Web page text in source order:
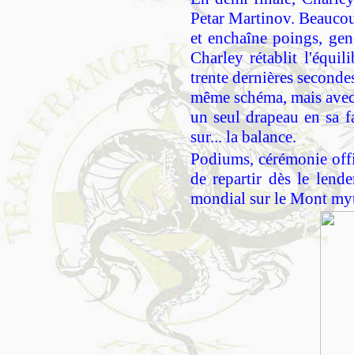
Petar Martinov.
et enchaîne poings,
Charley rétablit
trente dernières
même schéma, mais
un seul drapeau en sa
sur... la balance.
Podiums, cérémonie
de repartir dès le
mondial sur le Mont